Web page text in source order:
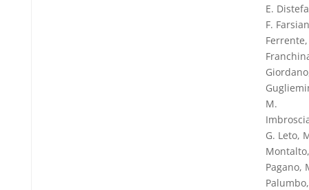
E.
F.
Ferrente,
M.
G. Leto,
Pagano,